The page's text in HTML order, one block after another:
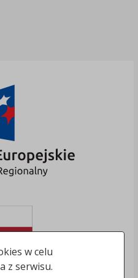
w celu
z serwisu.